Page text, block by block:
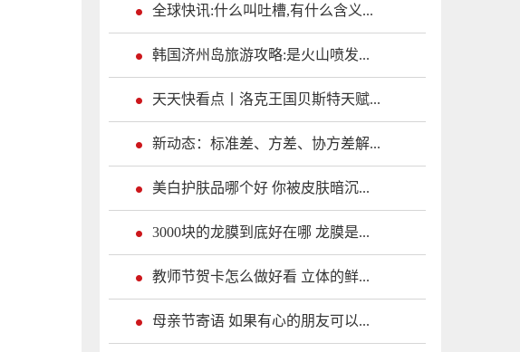
全球快讯:什么叫吐槽,有什么含义...
韩国济州岛旅游攻略:是火山喷发...
天天快看点丨洛克王国贝斯特天赋...
新动态：标准差、方差、协方差解...
美白护肤品哪个好 你被皮肤暗沉...
3000块的龙膜到底好在哪 龙膜是...
教师节贺卡怎么做好看 立体的鲜...
母亲节寄语 如果有心的朋友可以...